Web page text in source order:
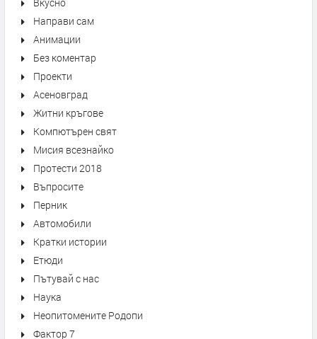
Направи сам
Анимации
Без коментар
Проекти
Асеновград
Житни кръгове
Компютърен свят
Мисия всезнайко
Протести 2018
Въпросите
Перник
Автомобили
Кратки истории
Етюди
Пътувай с нас
Наука
Неопитомените Родопи
Фактор 7